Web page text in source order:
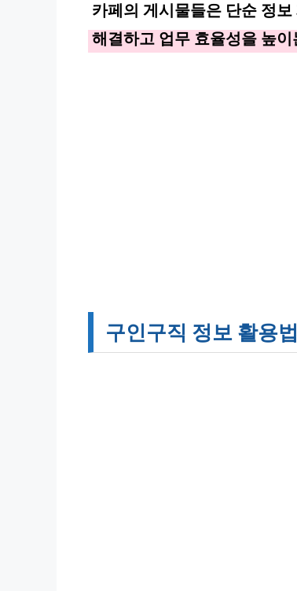
카페의 게시물들은 단순 정
해결하고 업무 효율성을 높
구인구직 정보 활용법